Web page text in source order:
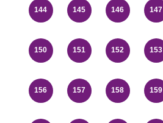
144 145 146 147
150 151 152 153
156 157 158 159